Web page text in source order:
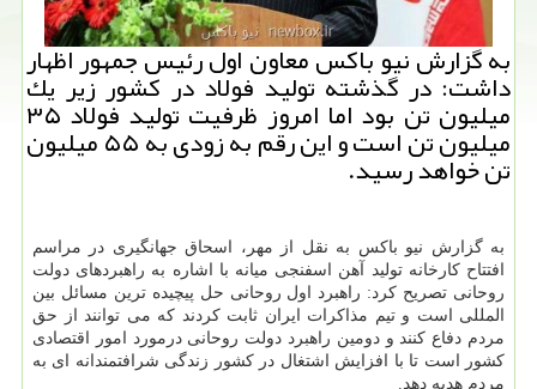
به گزارش نیو باكس معاون اول رئیس جمهور اظهار
داشت: در گذشته تولید فولاد در كشور زیر یك
میلیون تن بود اما امروز ظرفیت تولید فولاد ۳۵
میلیون تن است و این رقم به زودی به ۵۵ میلیون
تن خواهد رسید.
به گزارش نیو باكس به نقل از مهر، اسحاق جهانگیری در مراسم
افتتاح كارخانه تولید آهن اسفنجی میانه با اشاره به راهبردهای دولت
روحانی تصریح كرد: راهبرد اول روحانی حل پیچیده ترین مسائل بین
المللی است و تیم مذاكرات ایران ثابت كردند كه می توانند از حق
مردم دفاع كنند و دومین راهبرد دولت روحانی درمورد امور اقتصادی
كشور است تا با افزایش اشتغال در كشور زندگی شرافتمندانه ای به
مردم هدیه دهد.